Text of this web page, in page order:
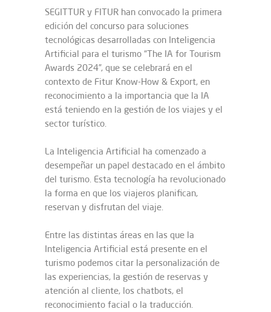
SEGITTUR y FITUR han convocado la primera
edición del concurso para soluciones
tecnológicas desarrolladas con Inteligencia
Artificial para el turismo “The IA for Tourism
Awards 2024”, que se celebrará en el
contexto de Fitur Know-How & Export, en
reconocimiento a la importancia que la IA
está teniendo en la gestión de los viajes y el
sector turístico.
La Inteligencia Artificial ha comenzado a
desempeñar un papel destacado en el ámbito
del turismo. Esta tecnología ha revolucionado
la forma en que los viajeros planifican,
reservan y disfrutan del viaje.
Entre las distintas áreas en las que la
Inteligencia Artificial está presente en el
turismo podemos citar la personalización de
las experiencias, la gestión de reservas y
atención al cliente, los chatbots, el
reconocimiento facial o la traducción.